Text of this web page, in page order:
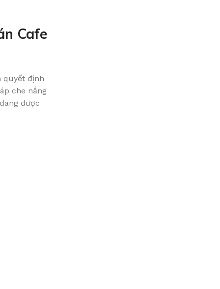
Cafe
quyết định
che nắng
đang được